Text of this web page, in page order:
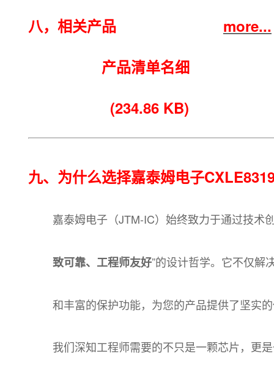
八，相关产品 more...
产品清单名细
(234.86 KB)
九、为什么选择嘉泰姆电子
嘉泰姆电子（JTM-IC）始终致力于通过技术
致可靠、工程师友好”的设计哲学。它不仅解
和丰富的保护功能，为您的产品提供了坚实
我们深知工程师需要的不只是一颗芯片，更